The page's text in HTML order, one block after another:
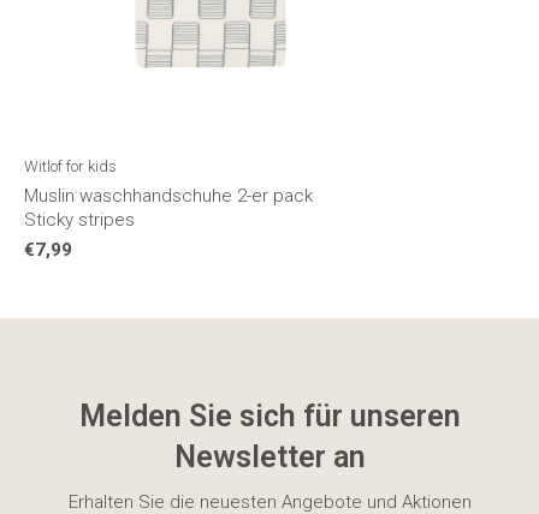
Witlof for kids
Muslin waschhandschuhe 2-er pack
Sticky stripes
€7,99
Melden Sie sich für unseren
Newsletter an
Erhalten Sie die neuesten Angebote und Aktionen